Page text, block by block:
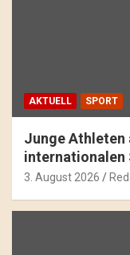
AKTUELL SPORT
Junge Athleten
internationalen
3. August 2026